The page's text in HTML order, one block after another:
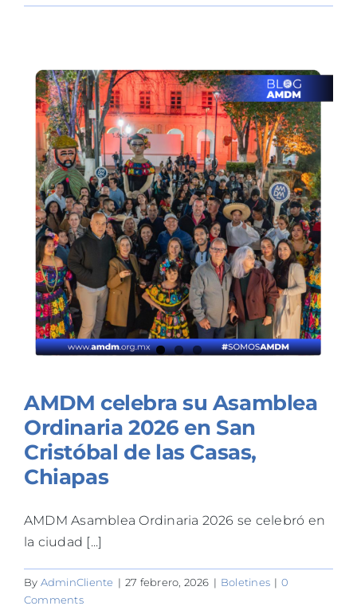
AMDM celebra su Asamblea
Ordinaria 2026 en San
Cristóbal de las Casas,
Chiapas
AMDM Asamblea Ordinaria 2026 se celebró en
la ciudad [...]
By AdminCliente | 27 febrero, 2026 | Boletines | 0
Comments